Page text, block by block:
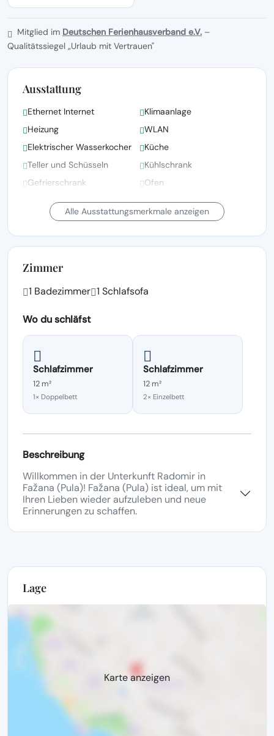
Mitglied im Deutschen Ferienhausverband e.V. –
Qualitätssiegel „Urlaub mit Vertrauen"
Ausstattung
Ethernet Internet
Klimaanlage
Heizung
WLAN
Elektrischer Wasserkocher
Küche
Teller und Schüsseln
Kühlschrank
Gefrierschrank
Ofen
Bettwäsche vorhanden
Bettwäsche, Handtücher
und Wäsche gemäß den
Behörden gewaschen
Alle Ausstattungsmerkmale anzeigen
Zimmer
1 Badezimmer 1 Schlafsofa
Wo du schläfst
Schlafzimmer
12 m²
1× Doppelbett
Schlafzimmer
12 m²
2× Einzelbett
Beschreibung
Willkommen in der Unterkunft Radomir in
Fažana (Pula)! Fažana (Pula) ist ideal, um mit
Ihren Lieben wieder aufzuleben und neue
Erinnerungen zu schaffen.
Lage
Karte anzeigen